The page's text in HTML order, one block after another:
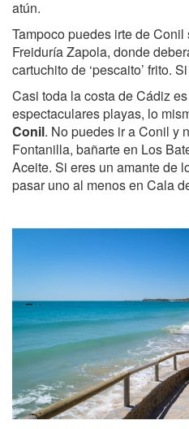
atún.
Tampoco puedes irte de
Freiduría Zapola, donde
cartuchito de ‘pescaito’ frito.
Casi toda la costa de Cádiz
espectaculares playas, lo
Conil. No puedes ir a Conil y
Fontanilla, bañarte en Los
Aceite. Si eres un amante de
pasar uno al menos en Cala